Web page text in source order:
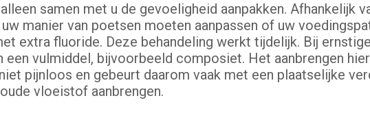
samen met u de gevoeligheid aanpakken. Afhankelijk
manier van poetsen moeten aanpassen of uw
extra fluoride. Deze behandeling werkt tijdelijk. Bij
vulmiddel, bijvoorbeeld composiet. Het aanbrengen
pijnloos en gebeurt daarom vaak met een plaatselijke
vloeistof aanbrengen.